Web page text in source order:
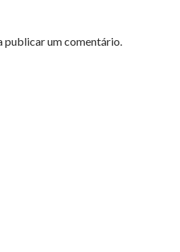
publicar um comentário.